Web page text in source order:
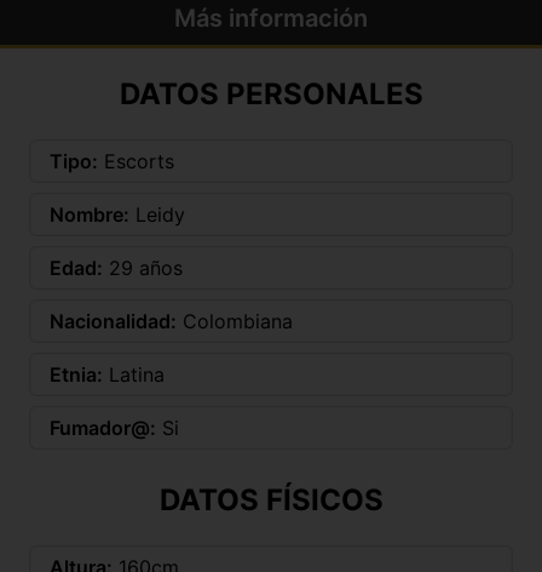
Más información
DATOS PERSONALES
Tipo: Escorts
Nombre: Leidy
Edad: 29 años
Nacionalidad: Colombiana
Etnia: Latina
Fumador@: Si
DATOS FÍSICOS